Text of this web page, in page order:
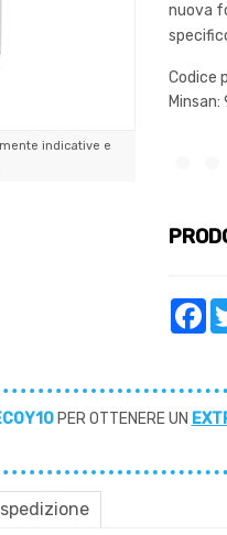
indicative e
nuova
Codice
Minsan:
PER OTTENERE UN